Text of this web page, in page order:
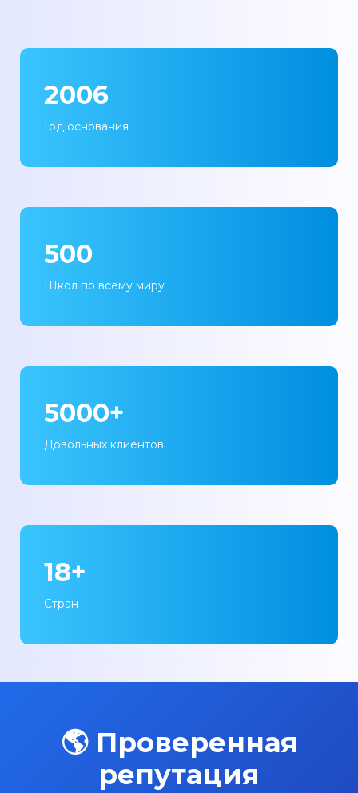
2006
Год основания
500
Школ по всему миру
5000+
Довольных клиентов
18+
Стран
🌎 Проверенная
репутация